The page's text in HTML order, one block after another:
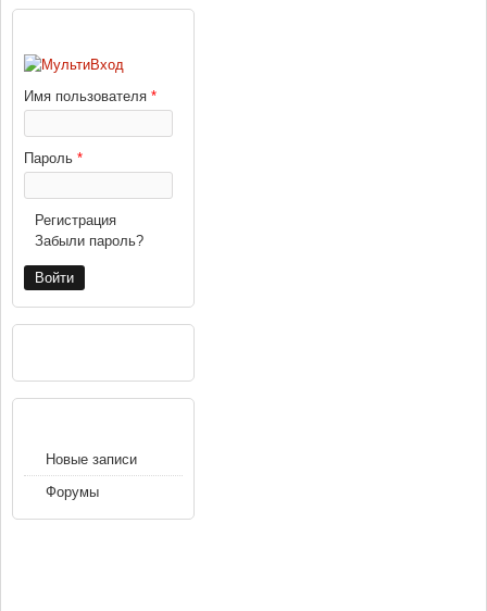
Имя пользователя *
Пароль *
Регистрация
Забыли пароль?
Новые записи
Форумы